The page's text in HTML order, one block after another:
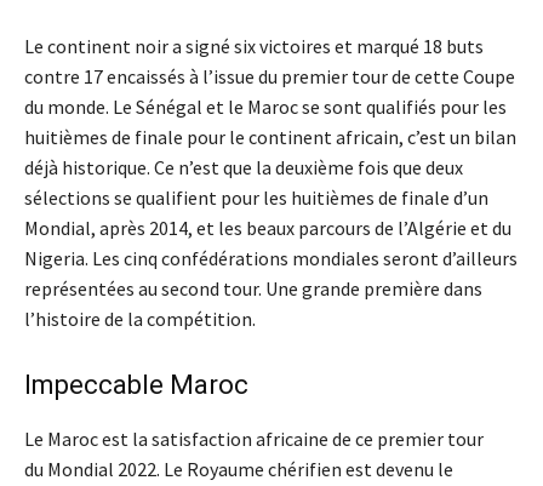
Le continent noir a signé six victoires et marqué 18 buts
contre 17 encaissés à l’issue du premier tour de cette Coupe
du monde. Le Sénégal et le Maroc se sont qualifiés pour les
huitièmes de finale pour le continent africain, c’est un bilan
déjà historique. Ce n’est que la deuxième fois que deux
sélections se qualifient pour les huitièmes de finale d’un
Mondial, après 2014, et les beaux parcours de l’Algérie et du
Nigeria. Les cinq confédérations mondiales seront d’ailleurs
représentées au second tour. Une grande première dans
l’histoire de la compétition.
Impeccable Maroc
Le Maroc est la satisfaction africaine de ce premier tour
du Mondial 2022. Le Royaume chérifien est devenu le